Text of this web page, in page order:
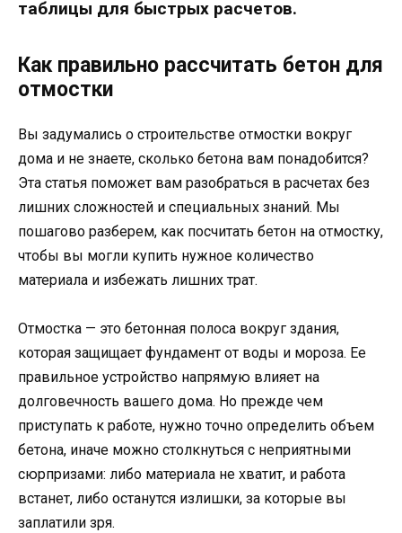
таблицы для быстрых расчетов.
Как правильно рассчитать бетон для
отмостки
Вы задумались о строительстве отмостки вокруг
дома и не знаете, сколько бетона вам понадобится?
Эта статья поможет вам разобраться в расчетах без
лишних сложностей и специальных знаний. Мы
пошагово разберем, как посчитать бетон на отмостку,
чтобы вы могли купить нужное количество
материала и избежать лишних трат.
Отмостка — это бетонная полоса вокруг здания,
которая защищает фундамент от воды и мороза. Ее
правильное устройство напрямую влияет на
долговечность вашего дома. Но прежде чем
приступать к работе, нужно точно определить объем
бетона, иначе можно столкнуться с неприятными
сюрпризами: либо материала не хватит, и работа
встанет, либо останутся излишки, за которые вы
заплатили зря.